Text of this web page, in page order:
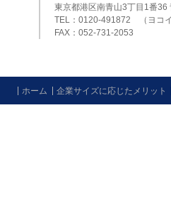
東京都港区南青山3丁目1番36
TEL：0120-491872 （ヨコイ
FAX：052-731-2053
ホーム 企業サイズに応じたメリット